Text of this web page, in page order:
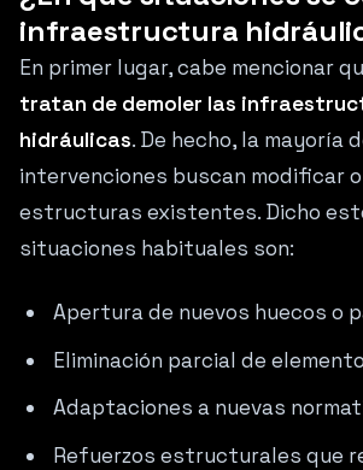
infraestructura
En primer lugar, cabe mencionar
tratan de demoler las
hidráulicas. De hecho, la mayoría
intervenciones buscan modificar
estructuras existentes. Dicho
situaciones habituales son:
Apertura de nuevos huecos o
Eliminación parcial de
Adaptaciones a nuevas
Refuerzos estructurales que